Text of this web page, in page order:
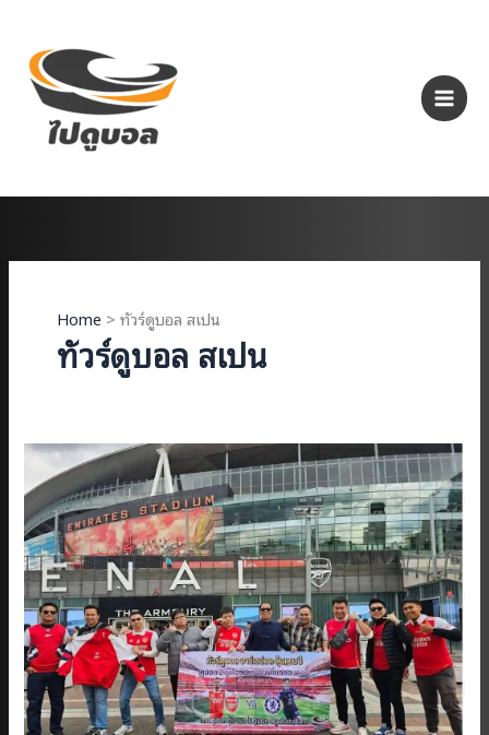
content
Home ทัวร์ดูบอล สเปน
ทัวร์ดูบอล สเปน